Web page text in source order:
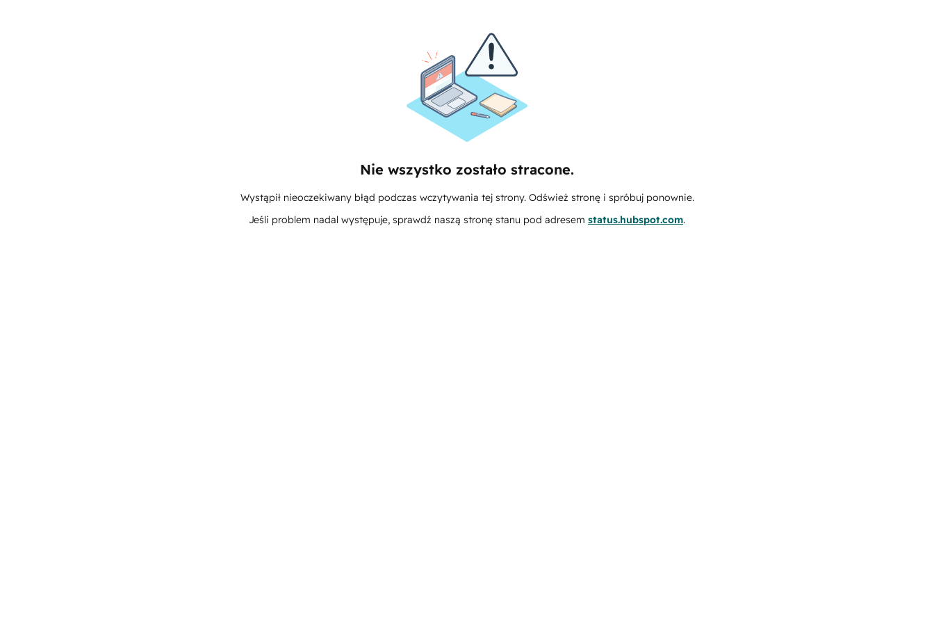
Nie wszystko zostało stracone.
Wystąpił nieoczekiwany błąd podczas wczytywania tej strony. Odśwież stronę i spróbuj ponownie.
Jeśli problem nadal występuje, sprawdź naszą stronę stanu pod adresem status.hubspot.com.